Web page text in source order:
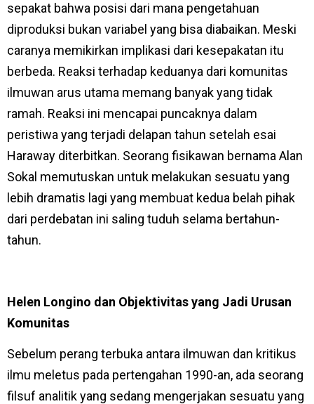
sepakat bahwa posisi dari mana pengetahuan
diproduksi bukan variabel yang bisa diabaikan. Meski
caranya memikirkan implikasi dari kesepakatan itu
berbeda. Reaksi terhadap keduanya dari komunitas
ilmuwan arus utama memang banyak yang tidak
ramah. Reaksi ini mencapai puncaknya dalam
peristiwa yang terjadi delapan tahun setelah esai
Haraway diterbitkan. Seorang fisikawan bernama Alan
Sokal memutuskan untuk melakukan sesuatu yang
lebih dramatis lagi yang membuat kedua belah pihak
dari perdebatan ini saling tuduh selama bertahun-
tahun.
Helen Longino dan Objektivitas yang Jadi Urusan
Komunitas
Sebelum perang terbuka antara ilmuwan dan kritikus
ilmu meletus pada pertengahan 1990-an, ada seorang
filsuf analitik yang sedang mengerjakan sesuatu yang